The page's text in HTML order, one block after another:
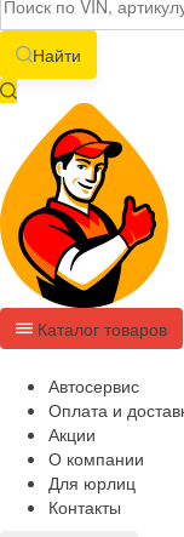
Найти
Каталог товаров
Автосервис
Оплата и
Акции
О компании
Для юрлиц
Контакты